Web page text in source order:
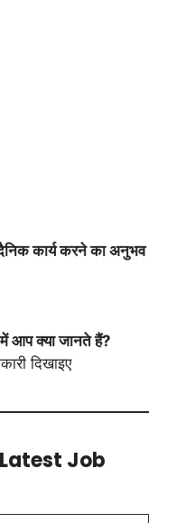
कार्य करने का अनुभव
आप क्या जानते हैं?
दिखाइए
Job